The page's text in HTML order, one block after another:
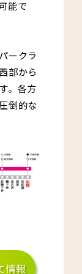
能で
ークラ
部から
。各方
倒的な
情報